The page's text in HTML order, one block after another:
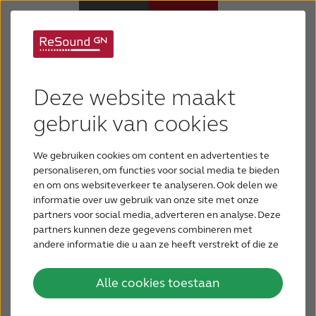
Deze website maakt
gebruik van cookies
We gebruiken cookies om content en advertenties te
personaliseren, om functies voor social media te bieden
en om ons websiteverkeer te analyseren. Ook delen we
informatie over uw gebruik van onze site met onze
partners voor social media, adverteren en analyse. Deze
partners kunnen deze gegevens combineren met
andere informatie die u aan ze heeft verstrekt of die ze
services.
Alle cookies toestaan
Hulp en ondersteuning
Over ReSound
Gehoorverlies
BLOG
VOOR PROFESSIONALS
hoortoestellen
De Achter-het-oor (AHO) hoortoestellen bieden
ruime versterkingsmogelijkheden. Ze zijn daarom
geschikt voor uiteenlopende gehoorverliezen, van
licht tot zeer zwaar.